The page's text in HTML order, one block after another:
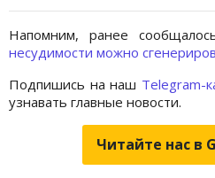
Напомним, ранее
несудимости можно
Подпишись на наш Telegram-
узнавать главные новости.
Читайте нас в